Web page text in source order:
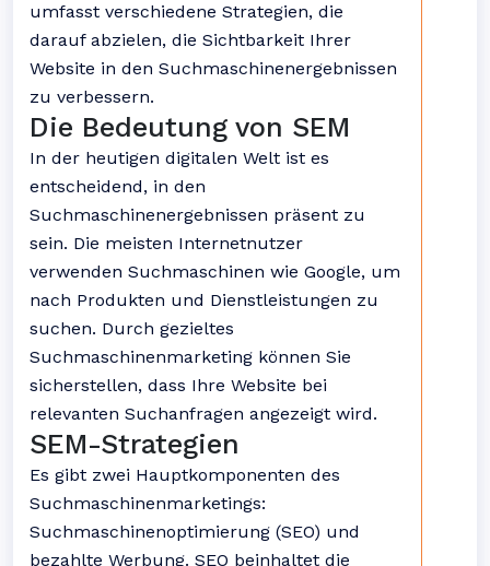
umfasst verschiedene Strategien, die
darauf abzielen, die Sichtbarkeit Ihrer
Website in den Suchmaschinenergebnissen
zu verbessern.
Die Bedeutung von SEM
In der heutigen digitalen Welt ist es
entscheidend, in den
Suchmaschinenergebnissen präsent zu
sein. Die meisten Internetnutzer
verwenden Suchmaschinen wie Google, um
nach Produkten und Dienstleistungen zu
suchen. Durch gezieltes
Suchmaschinenmarketing können Sie
sicherstellen, dass Ihre Website bei
relevanten Suchanfragen angezeigt wird.
SEM-Strategien
Es gibt zwei Hauptkomponenten des
Suchmaschinenmarketings:
Suchmaschinenoptimierung (SEO) und
bezahlte Werbung. SEO beinhaltet die